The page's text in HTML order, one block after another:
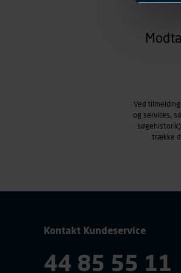
Carl
Vi
Ved
og services,
trække
Kontakt Kundeservice
44 85 55 11